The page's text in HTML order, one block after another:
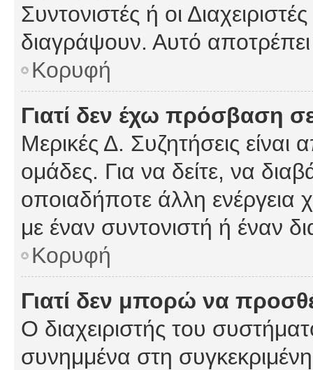
Συντονιστές ή οι
διαγράψουν. Αυτό
Κορυφή
Γιατί δεν έχω πρόσβαση
Μερικές Δ. Συζητήσεις είναι
ομάδες. Για να δείτε, να
οποιαδήποτε άλλη ενέργεια
με έναν συντονιστή ή έναν
Κορυφή
Γιατί δεν μπορώ να
Ο διαχειριστής του
συνημμένα στη